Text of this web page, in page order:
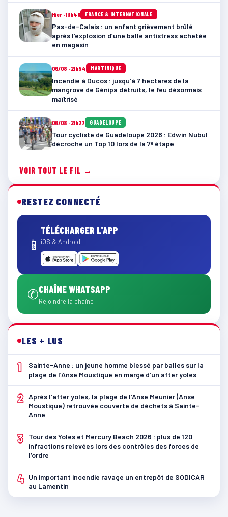
Hier · 13h46 FRANCE & INTERNATIONALE
Pas-de-Calais : un enfant grièvement brûlé
après l’explosion d’une balle antistress achetée
en magasin
06/08 · 21h54 MARTINIQUE
Incendie à Ducos : jusqu’à 7 hectares de la
mangrove de Génipa détruits, le feu désormais
maîtrisé
06/08 · 21h27 GUADELOUPE
Tour cycliste de Guadeloupe 2026 : Edwin Nubul
décroche un Top 10 lors de la 7ᵉ étape
VOIR TOUT LE FIL →
RESTEZ CONNECTÉ
📱
TÉLÉCHARGER L'APP
iOS & Android
✆CHAÎNE WHATSAPP
Rejoindre la chaîne
LES + LUS
1
Sainte-Anne : un jeune homme blessé par balles sur la
plage de l’Anse Moustique en marge d’un after yoles
2 Après l’after yoles, la plage de l’Anse Meunier (Anse
Moustique) retrouvée couverte de déchets à Sainte-
Anne
3
Tour des Yoles et Mercury Beach 2026 : plus de 120
infractions relevées lors des contrôles des forces de
l’ordre
4 Un important incendie ravage un entrepôt de SODICAR
au Lamentin